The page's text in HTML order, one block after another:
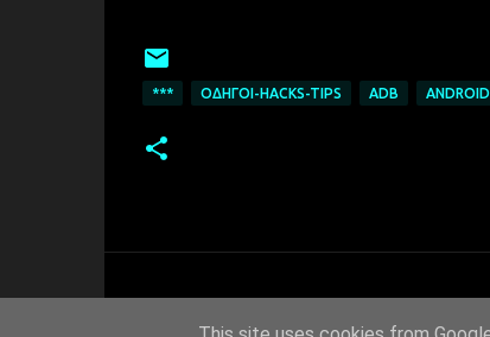
*** ΟΔΗΓΟΊ-HACKS-TIPS ADB ANDROID